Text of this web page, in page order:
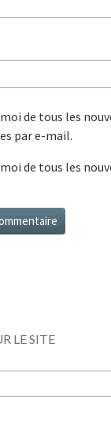
de tous les
par e-mail.
de tous les
LE SITE